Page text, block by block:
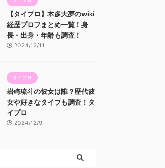
【タイプロ】本多大夢のwiki
経歴プロフまとめ一覧！身
長・出身・年齢も調査！
2024/12/11
タイプロ
岩崎琉斗の彼女は誰？歴代彼
女や好きなタイプも調査！タ
イプロ
2024/12/9